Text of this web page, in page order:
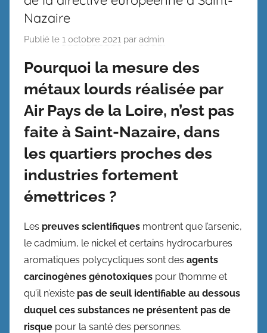
Nazaire
Publié le 1 octobre 2021 par admin
Pourquoi la mesure des
métaux lourds réalisée par
Air Pays de la Loire, n’est pas
faite à Saint-Nazaire, dans
les quartiers proches des
industries fortement
émettrices ?
Les preuves scientifiques montrent que l’arsenic,
le cadmium, le nickel et certains hydrocarbures
aromatiques polycycliques sont des agents
carcinogènes génotoxiques pour l’homme et
qu’il n’existe pas de seuil identifiable au dessous
duquel ces substances ne présentent pas de
risque pour la santé des personnes.